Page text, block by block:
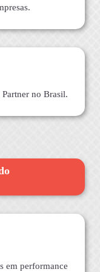
no Brasil.
em performance